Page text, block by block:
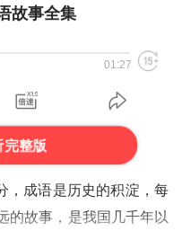
故事全集
01:27
整版
， 成语是历史的积淀，每
的故事 ，是我国几千年以